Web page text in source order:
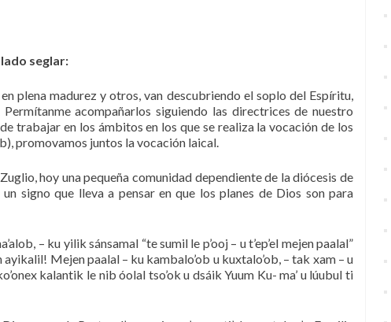
seglar:
plena madurez y otros, van descubriendo el soplo del Espíritu,
acompañarlos siguiendo las directrices de nuestro
trabajar en los ámbitos en los que se realiza la vocación de los
promovamos juntos la vocación laical.
hoy una pequeña comunidad dependiente de la diócesis de
signo que lleva a pensar en que los planes de Dios son para
– ku yilik sánsamal “te sumil le p’ooj – u t’ep’el mejen paalal”
ayikalil! Mejen paalal – ku kambalo’ob u kuxtalo’ob, – tak xam – u
kalantik le nib óolal tso’ok u dsáik Yuum Ku- ma’ u lúubul ti